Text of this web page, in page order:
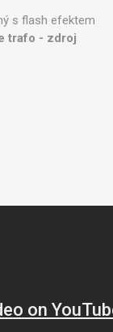
s flash efektem
trafo - zdroj